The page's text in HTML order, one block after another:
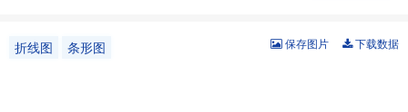
折线图 条形图 下载数据
保存图片